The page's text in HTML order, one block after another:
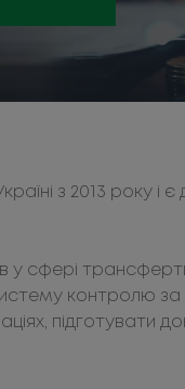
з 2013 року і є
у сфері
контролю
підготувати